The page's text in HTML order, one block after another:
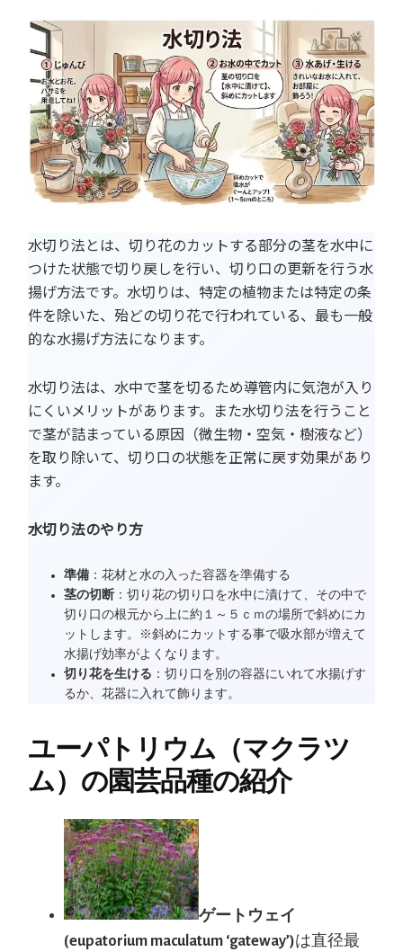
水切り法とは、切り花のカットする部分の茎を水中に
つけた状態で切り戻しを行い、切り口の更新を行う水
揚げ方法です。水切りは、特定の植物または特定の条
件を除いた、殆どの切り花で行われている、最も一般
的な水揚げ方法になります。
水切り法は、水中で茎を切るため導管内に気泡が入り
にくいメリットがあります。また水切り法を行うこと
で茎が詰まっている原因（微生物・空気・樹液など）
を取り除いて、切り口の状態を正常に戻す効果があり
ます。
水切り法のやり方
準備 ：花材と水の入った容器を準備する
茎の切断 ：切り花の切り口を水中に漬けて、その中で
切り口の根元から上に約１～５ｃｍの場所で斜めにカ
ットします。※斜めにカットする事で吸水部が増えて
水揚げ効率がよくなります。
切り花を生ける ：切り口を別の容器にいれて水揚げす
るか、花器に入れて飾ります。
ユーパトリウム（マクラツ
ム）の園芸品種の紹介
ゲートウェイ
(eupatorium maculatum ‘gateway’)は直径最